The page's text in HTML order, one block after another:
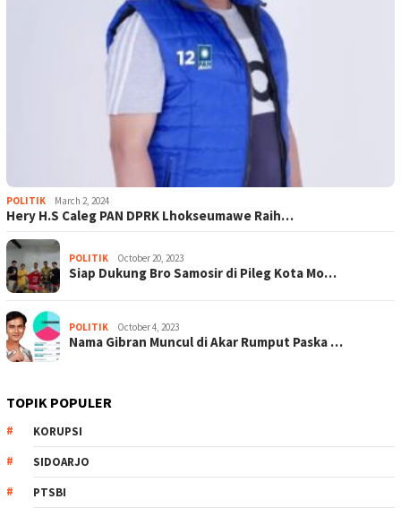
POLITIK March 2, 2024
Hery H.S Caleg PAN DPRK Lhokseumawe Raih…
POLITIK October 20, 2023
Siap Dukung Bro Samosir di Pileg Kota Mo…
POLITIK October 4, 2023
Nama Gibran Muncul di Akar Rumput Paska …
TOPIK POPULER
KORUPSI
SIDOARJO
PTSBI